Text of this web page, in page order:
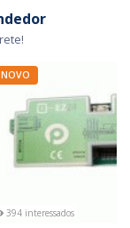
NOVO
394 interessados